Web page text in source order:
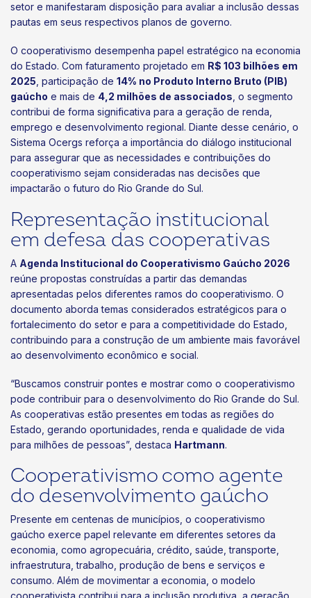
setor e manifestaram disposição para avaliar a inclusão dessas
pautas em seus respectivos planos de governo.
O cooperativismo desempenha papel estratégico na economia
do Estado. Com faturamento projetado em R$ 103 bilhões em
2025 , participação de 14% no Produto Interno Bruto (PIB)
gaúcho e mais de 4,2 milhões de associados , o segmento
contribui de forma significativa para a geração de renda,
emprego e desenvolvimento regional. Diante desse cenário, o
Sistema Ocergs reforça a importância do diálogo institucional
para assegurar que as necessidades e contribuições do
cooperativismo sejam consideradas nas decisões que
impactarão o futuro do Rio Grande do Sul.
Representação institucional
em defesa das cooperativas
A Agenda Institucional do Cooperativismo Gaúcho 2026
reúne propostas construídas a partir das demandas
apresentadas pelos diferentes ramos do cooperativismo. O
documento aborda temas considerados estratégicos para o
fortalecimento do setor e para a competitividade do Estado,
contribuindo para a construção de um ambiente mais favorável
ao desenvolvimento econômico e social.
“Buscamos construir pontes e mostrar como o cooperativismo
pode contribuir para o desenvolvimento do Rio Grande do Sul.
As cooperativas estão presentes em todas as regiões do
Estado, gerando oportunidades, renda e qualidade de vida
para milhões de pessoas”, destaca Hartmann.
Cooperativismo como agente
do desenvolvimento gaúcho
Presente em centenas de municípios, o cooperativismo
gaúcho exerce papel relevante em diferentes setores da
economia, como agropecuária, crédito, saúde, transporte,
infraestrutura, trabalho, produção de bens e serviços e
consumo. Além de movimentar a economia, o modelo
cooperativista contribui para a inclusão produtiva, a geração